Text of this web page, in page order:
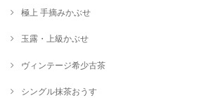
極上 手摘みかぶせ
玉露・上級かぶせ
ヴィンテージ希少古茶
シングル抹茶おうす